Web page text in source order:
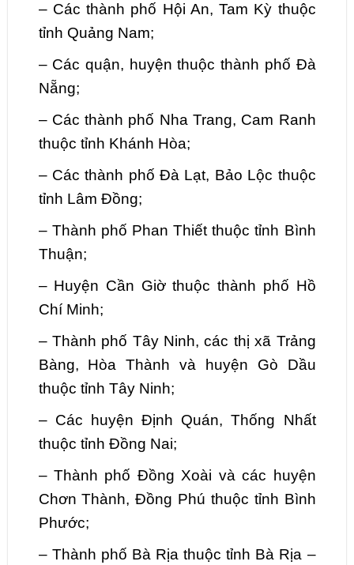
– Các thành phố Hội An, Tam Kỳ thuộc
tỉnh Quảng Nam;
– Các quận, huyện thuộc thành phố Đà
Nẵng;
– Các thành phố Nha Trang, Cam Ranh
thuộc tỉnh Khánh Hòa;
– Các thành phố Đà Lạt, Bảo Lộc thuộc
tỉnh Lâm Đồng;
– Thành phố Phan Thiết thuộc tỉnh Bình
Thuận;
– Huyện Cần Giờ thuộc thành phố Hồ
Chí Minh;
– Thành phố Tây Ninh, các thị xã Trảng
Bàng, Hòa Thành và huyện Gò Dầu
thuộc tỉnh Tây Ninh;
– Các huyện Định Quán, Thống Nhất
thuộc tỉnh Đồng Nai;
– Thành phố Đồng Xoài và các huyện
Chơn Thành, Đồng Phú thuộc tỉnh Bình
Phước;
– Thành phố Bà Rịa thuộc tỉnh Bà Rịa –